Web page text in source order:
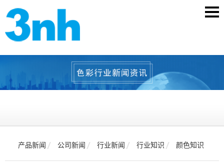
产品新闻 公司新闻 行业新闻 行业知识 颜色知识